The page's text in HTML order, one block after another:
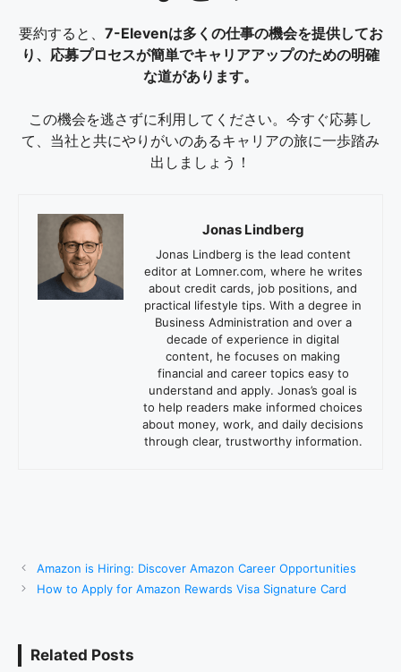
要約すると、 7-Elevenは多くの仕事の機会を提供してお
り、応募プロセスが簡単でキャリアアップのための明確
な道があります。
この機会を逃さずに利用してください。今すぐ応募し
て、当社と共にやりがいのあるキャリアの旅に一歩踏み
出しましょう！
Jonas Lindberg
Jonas Lindberg is the lead content
editor at Lomner.com, where he writes
about credit cards, job positions, and
practical lifestyle tips. With a degree in
Business Administration and over a
decade of experience in digital
content, he focuses on making
financial and career topics easy to
understand and apply. Jonas’s goal is
to help readers make informed choices
about money, work, and daily decisions
through clear, trustworthy information.
Amazon is Hiring: Discover Amazon Career Opportunities
How to Apply for Amazon Rewards Visa Signature Card
Related Posts